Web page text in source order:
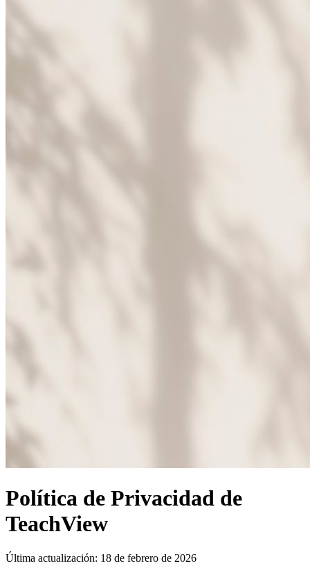
Política de Privacidad de
TeachView
Última actualización: 18 de febrero de 2026